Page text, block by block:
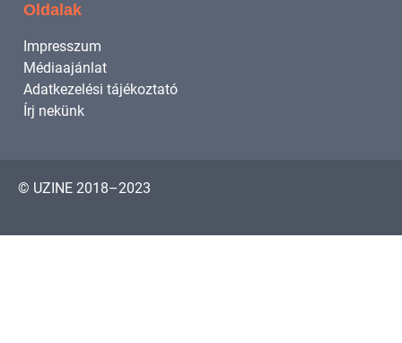
Oldalak
Impresszum
Médiaajánlat
Adatkezelési tájékoztató
Írj nekünk
© UZINE 2018–2023